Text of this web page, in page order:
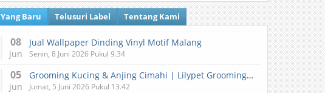
Yang Baru Telusuri Label Tentang Kami
08
jun
Jual Wallpaper Dinding Vinyl Motif Malang
Senin, 8 Juni 2026 Pukul 9.34
05
jun
Grooming Kucing & Anjing Cimahi | Lilypet Grooming & Pet Hotel
Jumat, 5 Juni 2026 Pukul 13.42